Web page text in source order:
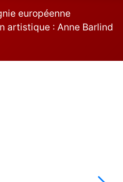
européenne
artistique : Anne Barlind